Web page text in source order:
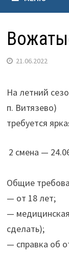
21.06.2022
На летний
п. Витязево)
требуется
2 смена —
Общие
— от 18 лет;
—
сделать);
— справка об